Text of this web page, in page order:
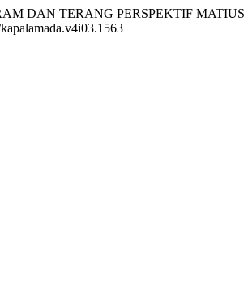
DAN TERANG PERSPEKTIF